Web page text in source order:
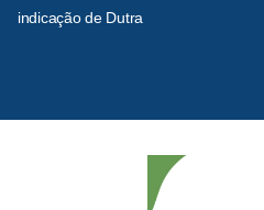
indicação de Dutra